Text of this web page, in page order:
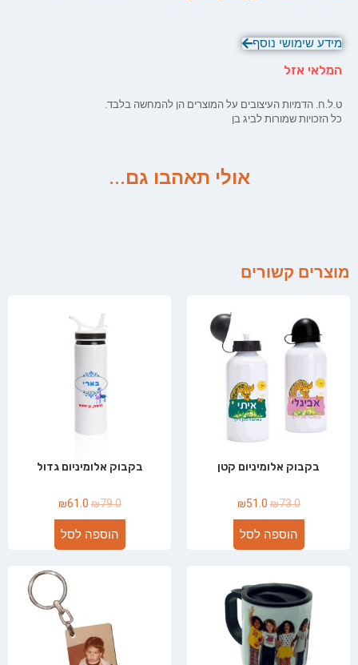
מידע שימושי נוסף
המלאי אזל
ט.ל.ח. הדמיות העיצובים על המוצרים הן להמחשה בלבד.
כל הזכויות שמורות לביג בן
אולי תאהבו גם...
מוצרים קשורים
בקבוק אלומיניום קטן
₪73.0
₪51.0
הוספה לסל
בקבוק אלומיניום גדול
₪79.0
₪61.0
הוספה לסל